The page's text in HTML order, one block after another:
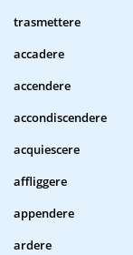
trasmettere
accadere
accendere
accondiscendere
acquiescere
affliggere
appendere
ardere